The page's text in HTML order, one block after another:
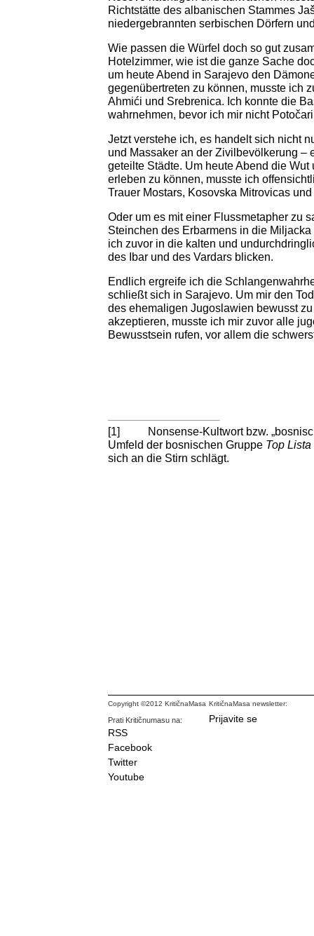
Richtstätte des albanischen Stammes
niedergebrannten serbischen Dörfern
Wie passen die Würfel doch so gut
Hotelzimmer, wie ist die ganze Sache
um heute Abend in Sarajevo den
gegenübertreten zu können, musste ich
Ahmići und Srebrenica. Ich konnte die
wahrnehmen, bevor ich mir nicht
Jetzt verstehe ich, es handelt sich nicht
und Massaker an der Zivilbevölkerung –
geteilte Städte. Um heute Abend die Wut
erleben zu können, musste ich
Trauer Mostars, Kosovska Mitrovicas
Oder um es mit einer Flussmetapher zu
Steinchen des Erbarmens in die
ich zuvor in die kalten und
des Ibar und des Vardars blicken.
Endlich ergreife ich die
schließt sich in Sarajevo. Um mir den
des ehemaligen Jugoslawien bewusst
akzeptieren, musste ich mir zuvor alle
Bewusstsein rufen, vor allem die
[1] Nonsense-Kultwort bzw.
Umfeld der bosnischen Gruppe Top
sich an die Stirn schlägt.
Copyright ©2012 KritičnaMasa
Prati Kritičnumasu na:
RSS
Facebook
Twitter
Youtube
KritičnaMasa newsletter:
Prijavite se